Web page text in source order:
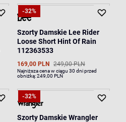
-32%
Szorty Damskie Lee Rider
Loose Short Hint Of Rain
112363533
169,00 PLN 249,00 PLN
Najniższa cena w ciągu 30 dni przed
obniżką:249,00 PLN
-32%
Szorty Damskie Wrangler